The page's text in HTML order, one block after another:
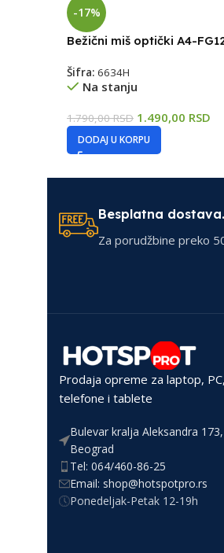
-17%
Bežični miš optički A4-
Šifra: 6634H
Na stanju
1.790,00RSD 1.490,00 RSD
DODAJ U KORPU
Besplatna dostava.
Za porudžbine preko
Prodaja opreme za laptop, PC,
telefone i tablete
Bulevar kralja Aleksandra 173,
Beograd
Tel: 064/460-86-25
Email: shop@hotspotpro.rs
Ponedeljak-Petak 12-19h